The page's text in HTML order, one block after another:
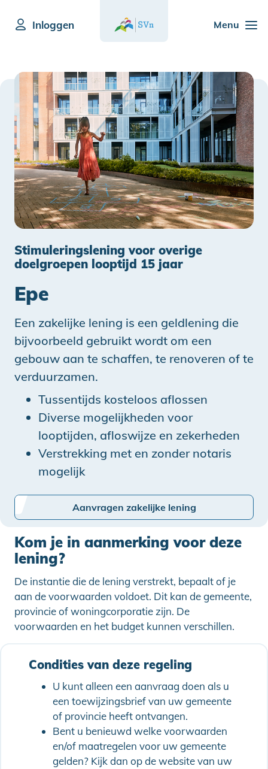
Menu
Inloggen
Stimuleringslening voor overige
doelgroepen looptijd 15 jaar
Epe
Een zakelijke lening is een geldlening die
bijvoorbeeld gebruikt wordt om een
gebouw aan te schaffen, te renoveren of te
verduurzamen.
Tussentijds kosteloos aflossen
Diverse mogelijkheden voor
looptijden, afloswijze en zekerheden
Verstrekking met en zonder notaris
mogelijk
Aanvragen zakelijke lening
Kom je in aanmerking voor deze
lening?
De instantie die de lening verstrekt, bepaalt of je
aan de voorwaarden voldoet. Dit kan de gemeente,
provincie of woningcorporatie zijn. De
voorwaarden en het budget kunnen verschillen.
Condities van deze regeling
U kunt alleen een aanvraag doen als u
een toewijzingsbrief van uw gemeente
of provincie heeft ontvangen.
Bent u benieuwd welke voorwaarden
en/of maatregelen voor uw gemeente
gelden? Kijk dan op de website van uw